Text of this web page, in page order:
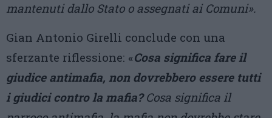
mantenuti dallo Stato o assegnati ai Comuni».
Gian Antonio Girelli conclude con una
sferzante riflessione: «Cosa significa fare il
giudice antimafia, non dovrebbero essere tutti
i giudici contro la mafia?Cosa significa il